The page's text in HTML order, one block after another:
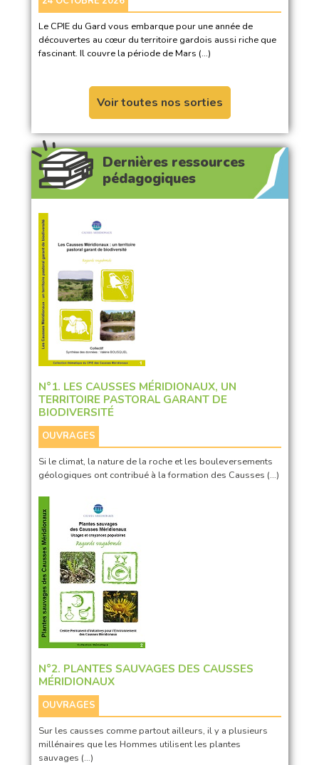
Le CPIE du Gard vous embarque pour une année de
découvertes au cœur du territoire gardois aussi riche que
fascinant. Il couvre la période de Mars (…)
Voir toutes nos sorties
Dernières ressources
pédagogiques
N°1. LES CAUSSES MÉRIDIONAUX, UN
TERRITOIRE PASTORAL GARANT DE
BIODIVERSITÉ
OUVRAGES
Si le climat, la nature de la roche et les bouleversements
géologiques ont contribué à la formation des Causses (…)
N°2. PLANTES SAUVAGES DES CAUSSES
MÉRIDIONAUX
OUVRAGES
Sur les causses comme partout ailleurs, il y a plusieurs
millénaires que les Hommes utilisent les plantes
sauvages (…)